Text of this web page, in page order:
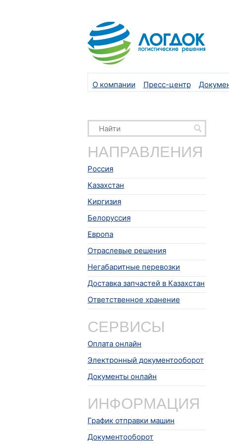
О компании Пресс-центр
НАПРАВЛЕНИЯ
Россия
Казахстан
Киргизия
Белоруссия
Европа
Отраслевые решения
Негабаритные перевозки
Доставка запчастей в Казахстан
Ответственное хранение
СЕРВИСЫ
Оплата онлайн
Электронный документооборот
Документы онлайн
ИНФОРМАЦИЯ
График отправки машин
Документооборот